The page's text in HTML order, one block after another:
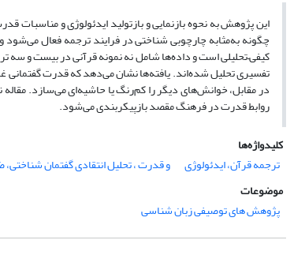
این پژوهش به نحوه بازنمایی و بازتولید ایدئولوژی و مناسبات
چگونه به‌مثابه چارچوبی شناختی در فرایند ترجمه فعال
کیفی–تحلیلی است و داده‌ها شامل نه نمونه قرآنی در بیست و سه
تفسیری تحلیل شده‌اند. یافته‌ها نشان می‌دهد که قدرت گفتمانی
در مقابل، خوانش‌های دیگر را کم‌رنگ یا حاشیه‌ای می‌سازد.
روابط قدرت در فرهنگ مقصد بازپیکربندی می‌شود.
کلیدواژه‌ها
ترجمه قرآن، ایدئولوژی
و قدرت ، تحلیل انتقادی گفتمان شناختی،
موضوعات
پژوهش های توصیفی زبان شناسی